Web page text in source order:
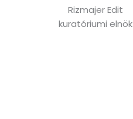
Rizmajer Edit
kuratóriumi elnök